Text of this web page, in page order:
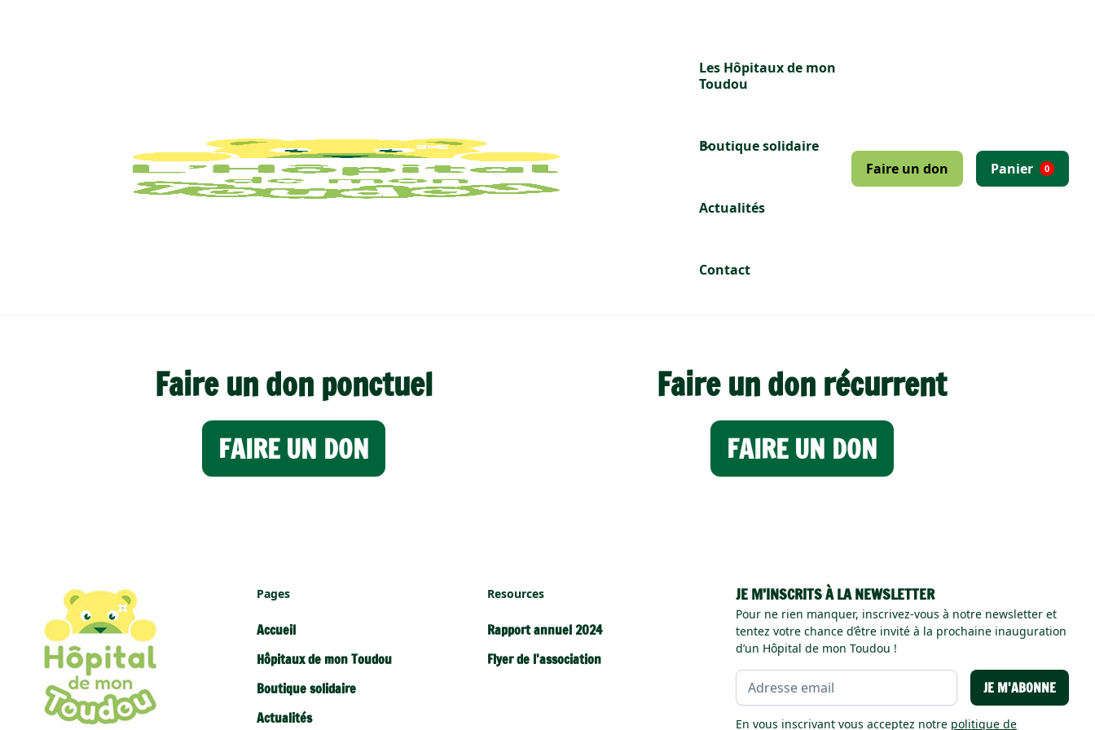
Les Hôpitaux de mon
Toudou
Boutique solidaire
Actualités
Contact
Faire un don Panier 0
FAIRE UN DON
Vous pourrez bénéficier d'un reçu fiscal suite à votre don
Faire un don ponctuel
FAIRE UN DON
Faire un don récurrent
FAIRE UN DON
Pages
Accueil
Hôpitaux de mon Toudou
Boutique solidaire
Actualités
Resources
Rapport annuel 2024
Flyer de l'association
JE M’INSCRITS À LA NEWSLETTER
Pour ne rien manquer, inscrivez-vous à notre newsletter et
tentez votre chance d’être invité à la prochaine inauguration
d’un Hôpital de mon Toudou !
En vous inscrivant vous acceptez notre politique de